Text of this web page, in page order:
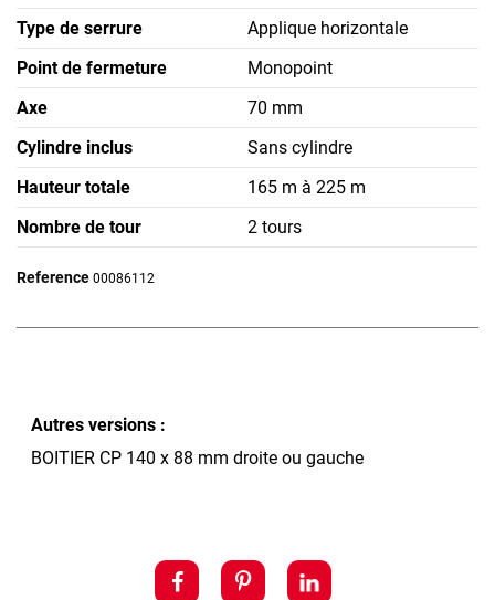
Type de serrure
Applique horizontale
Point de fermeture
Monopoint
Axe
70 mm
Cylindre inclus
Sans cylindre
Hauteur totale
165 m à 225 m
Nombre de tour
2 tours
Reference 00086112
Autres versions :
BOITIER CP 140 x 88 mm droite ou gauche